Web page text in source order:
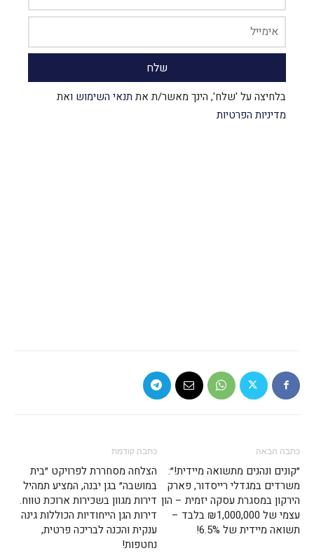
בלחיצה על 'שלח', הינך מאשר/ת את תנאי השימוש ואת
מדיניות הפרטיות
כתבה קודמת
הצלחה מסחררת לפרויקט ״בית
במושבה״ בגן יבנה, המציע תמהיל
דירות מגוון בשכירות ארוכת טווח.
דירות הגן הייחודיות הכוללות גינה
ענקית והכנה לבריכה פרטית,
נחטפות!
כתבה הבאה
״קונים ונהנים מתשואה מיידית!״:
משרדים במגדלי רייסדור, פארק
הירקון במסגרת עסקה יזמית – הון
עצמי של ₪1,000,000 בלבד –
תשואה מיידית של 6.5%!